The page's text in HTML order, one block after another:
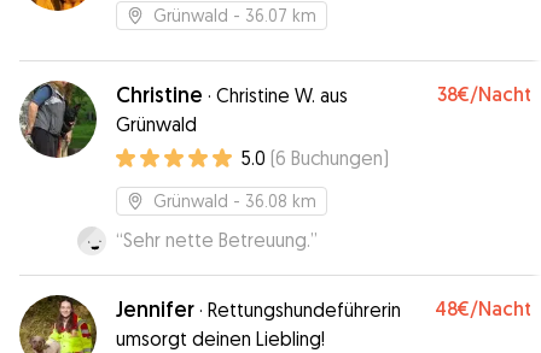
viel Spaß bei Ihr hat. Ich würde Stefanie jederzeit
Grünwald - 36.07 km
Christine · Christine W. aus
Grünwald
38€/Nacht
5.0 (6 Buchungen)
Grünwald - 36.08 km
“Sehr nette Betreuung.”
Jennifer · Rettungshundeführerin
umsorgt deinen Liebling!
48€/Nacht